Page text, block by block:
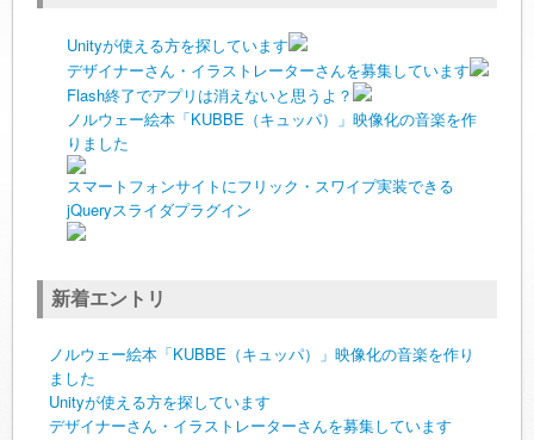
Unityが使える方を探しています
デザイナーさん・イラストレーターさんを募集しています
Flash終了でアプリは消えないと思うよ？
ノルウェー絵本「KUBBE（キュッパ）」映像化の音楽を作
りました
スマートフォンサイトにフリック・スワイプ実装できる
jQueryスライダプラグイン
新着エントリ
ノルウェー絵本「KUBBE（キュッパ）」映像化の音楽を作り
ました
Unityが使える方を探しています
デザイナーさん・イラストレーターさんを募集しています